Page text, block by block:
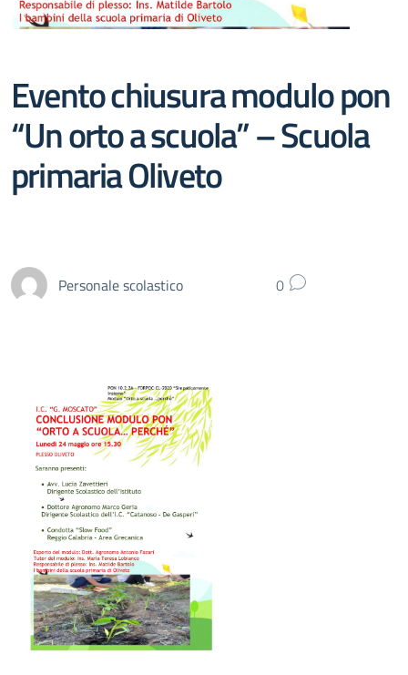
Evento chiusura modulo pon
“Un orto a scuola” – Scuola
primaria Oliveto
Personale scolastico 0